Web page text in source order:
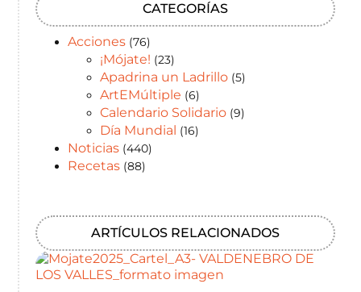
CATEGORÍAS
Acciones (76)
¡Mójate! (23)
Apadrina un Ladrillo (5)
ArtEMúltiple (6)
Calendario Solidario (9)
Día Mundial (16)
Noticias (440)
Recetas (88)
ARTÍCULOS RELACIONADOS